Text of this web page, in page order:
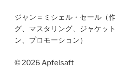
ジャン＝ミシェル・セール（
グ、マスタリング、ジャケッ
ン、プロモーション）
© 2026 Apfelsaft